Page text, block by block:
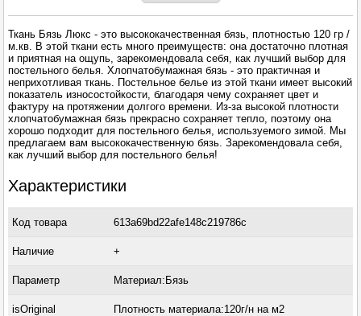
Ткань Бязь Люкс - это высококачественная бязь, плотностью 120 гр /
м.кв. В этой ткани есть много преимуществ: она достаточно плотная
и приятная на ощупь, зарекомендовала себя, как лучший выбор для
постельного белья. Хлопчатобумажная бязь - это практичная и
неприхотливая ткань. Постельное белье из этой ткани имеет высокий
показатель износостойкости, благодаря чему сохраняет цвет и
фактуру на протяжении долгого времени. Из-за высокой плотности
хлопчатобумажная бязь прекрасно сохраняет тепло, поэтому она
хорошо подходит для постельного белья, используемого зимой. Мы
предлагаем вам высококачественную бязь. Зарекомендовала себя,
как лучший выбор для постельного белья!
Характеристики
Код товара 613a69bd22afe148c219786c
Наличие +
Параметр Материал:Бязь
isOriginal Плотность материала:120г/н на м2